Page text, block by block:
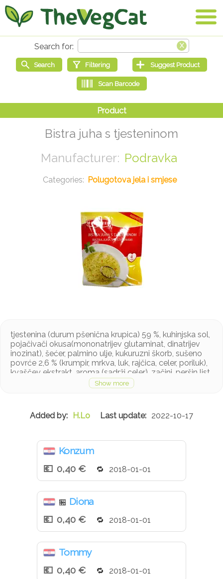
Bistra juha s tjesteninom
Podravka
Polugotova jela i smjese
tjestenina (durum pšenična krupica) 59 %, kuhinjska sol,
pojačivači okusa(mononatrijev glutaminat, dinatrijev
inozinat), šećer, palmino ulje, kukuruzni škorb, sušeno
povrće 2,6 % (krumpir, mrkva, luk, rajčica, celer, poriluk),
kvaščev ekstrakt, aroma (sadrži celer), začini, peršin list
Proizvod sadrži gluten i celer, a može sadržavati
mlijeko i jaja u tragovima
H.Lo 2022-10-17
Konzum
0,40 €
2018-01-01
🏪 Diona
0,40 €
2018-01-01
Tommy
0,40 €
2018-01-01